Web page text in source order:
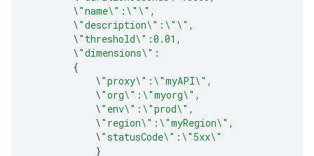
\"name\" : \"\" ,
\"description\" : \"\" ,
\"threshold\" :0.01,
\"dimensions\" :
{
\"proxy\" : \"myAPI\" ,
\"org\" : \"myorg\" ,
\"env\" : \"prod\" ,
\"region\" : \"myRegion\" ,
\"statusCode\" : \" 5xx\"
}